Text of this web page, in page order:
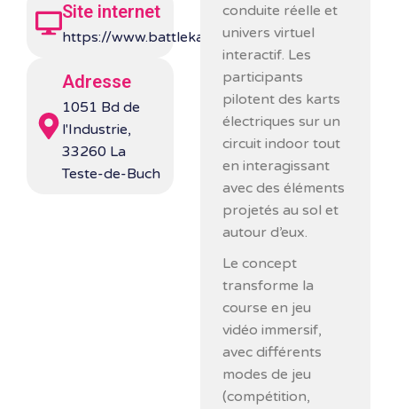
Site internet
https://www.battlekart.com/en/
Adresse
1051 Bd de
l'Industrie,
33260 La
Teste-de-Buch
conduite réelle et
univers virtuel
interactif. Les
participants
pilotent des karts
électriques sur un
circuit indoor tout
en interagissant
avec des éléments
projetés au sol et
autour d’eux.
Le concept
transforme la
course en jeu
vidéo immersif,
avec différents
modes de jeu
(compétition,